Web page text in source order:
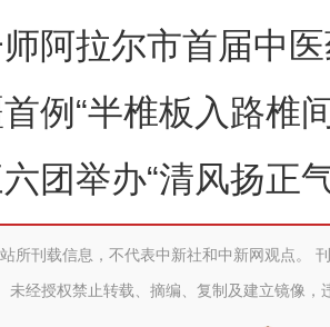
阿拉尔市首届中
例“半椎板入路椎
团举办“清风扬正
所刊载信息，不代表中新社和中新网观点。
未经授权禁止转载、摘编、复制及建立镜像，